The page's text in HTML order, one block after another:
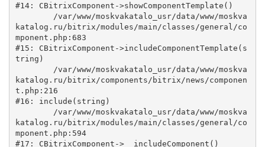
#14: CBitrixComponent->showComponentTemplate()
katalog.ru/bitrix/modules/main/classes/general/co
mponent.php:683
#15: CBitrixComponent->includeComponentTemplate(s
tring)
katalog.ru/bitrix/components/bitrix/news/componen
t.php:216
#16: include(string)
katalog.ru/bitrix/modules/main/classes/general/co
mponent.php:594
#17: CBitrixComponent->__includeComponent()